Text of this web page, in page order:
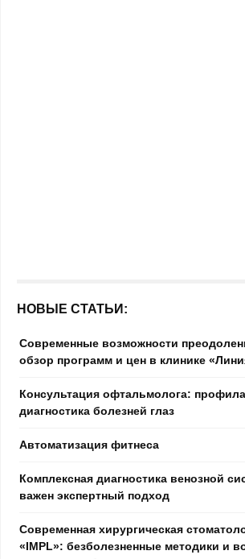
НОВЫЕ СТАТЬИ:
Современные возможности
обзор программ и цен в клинике
Консультация офтальмолога:
диагностика болезней глаз
Автоматизация фитнеса
Комплексная диагностика венозной
важен экспертный подход
Современная хирургическая
«IMPL»: безболезненные методики и